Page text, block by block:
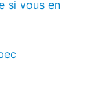
si vous en